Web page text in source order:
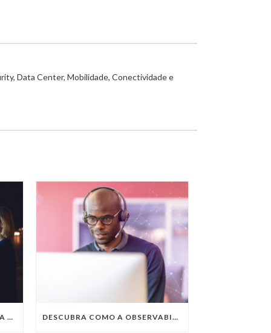
Data Center, Mobilidade, Conectividade e
QUAIS SÃO AS TENDÊNCIAS DA TECNOLOGIA DA INFORMAÇÃO PARA 2023? DESCUBRA COMO A OBSERVABILITY IMPULSIONA O SUCESSO DO SEU NEGÓCIO